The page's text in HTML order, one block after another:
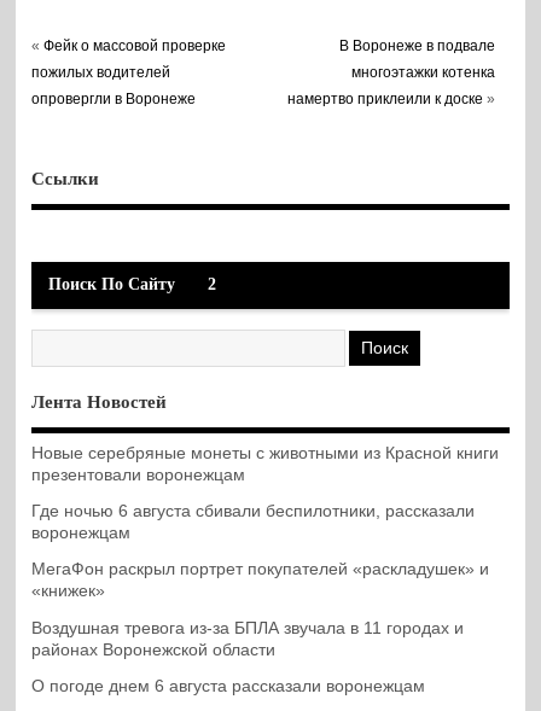
«Фейк о массовой проверке
пожилых водителей
опровергли в Воронеже
В Воронеже в подвале
многоэтажки котенка
намертво приклеили к доске »
Ссылки
Поиск По Сайту 2
Лента Новостей
Новые серебряные монеты с животными из Красной книги
презентовали воронежцам
Где ночью 6 августа сбивали беспилотники, рассказали
воронежцам
МегаФон раскрыл портрет покупателей «раскладушек» и
«книжек»
Воздушная тревога из-за БПЛА звучала в 11 городах и
районах Воронежской области
О погоде днем 6 августа рассказали воронежцам